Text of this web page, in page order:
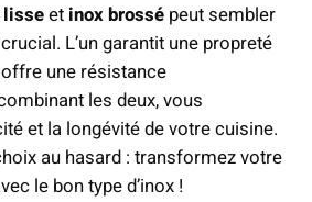
lisseet inox brossé peut sembler
L’un garantit une propreté
une résistance
les deux, vous
et la longévité de votre cuisine.
au hasard : transformez votre
le bon type d’inox !